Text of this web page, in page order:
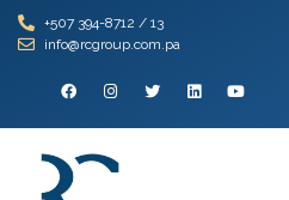
+507 394-8712 / 13
info@rcgroup.com.pa